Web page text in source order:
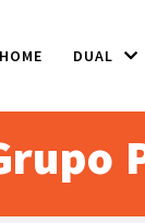
HOME DUAL